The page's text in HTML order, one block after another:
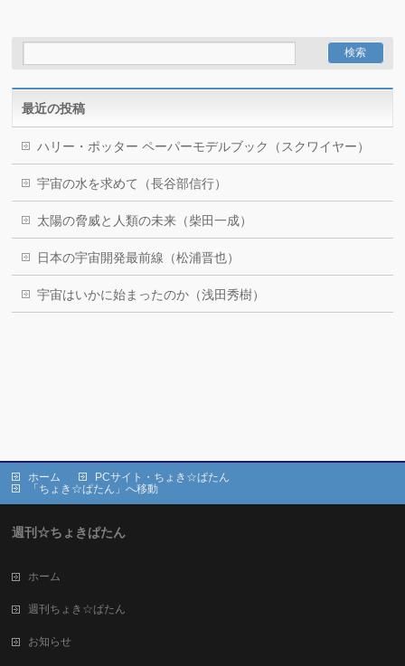
最近の投稿
ハリー・ポッター ペーパーモデルブック（スクワイヤー）
宇宙の水を求めて（長谷部信行）
太陽の脅威と人類の未来（柴田一成）
日本の宇宙開発最前線（松浦晋也）
宇宙はいかに始まったのか（浅田秀樹）
ホーム
PCサイト・ちょき☆ぱたん
「ちょき☆ぱたん」へ移動
週刊☆ちょきぱたん
ホーム
週刊ちょき☆ぱたん
お知らせ